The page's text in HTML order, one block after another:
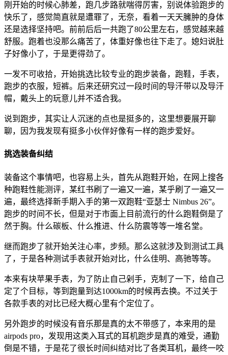
刚开始的时候心肺差，跑几步路就喘得厉害，别说体验跑步的
快乐了，感觉简直就是遭罪了，无奈，看着一天天臃肿的身体
还是选择坚持吧。前前后后一共跑了80公里左右，感觉越来越
舒服。跑着也没那么痛苦了，体重好像也往下走了。媳妇说肚
子好像小了，于是更得劲了。
一发不可收拾，开始挑选比较专业的跑步装备，跑鞋，手表，
跑步的衣服，短裤。后来还研究过一段时间的导汗带以及导汗
帽，戴头上的玩意儿并不适合我。
说到跑步，其实让人沉迷的点也是挺多的，这里想要展开聊
聊，因为我发现有挺多小伙伴好像有一样的跑步爱好。
挑选装备纠结
装备这个事情吧，也容易上头，首先从跑鞋开始，在网上搜各
种跑鞋性能测评，某红书刷了一遍又一遍，某乎刷了一遍又一
遍，最终选择新手期入手的第一双跑鞋“亚瑟士 Nimbus 26”。
跑步的时间不长，但是对于市面上目前流行的什么跑鞋倒是了
然于胸。什么碳板、什么推进、什么防震等等一堆名堂。
继而跑步了就开始关注心率，步频。那么这就涉及到测试工具
了，于是各种测试手表就开始对比，什么佳明、高驰等等。
本来有块苹果手表，为了防止自己剁手，克制了一下，给自己
定了个目标，等到跑量到达1000km的时候再去换。不过关于
各款手表的对比已经大概心里有个定位了。
另外跑步的时候没有音乐那是真的太不带感了，本来用的是
airpods pro，发现用这类入耳式的耳机跑步是真的难受，通勤
倒是不错，于是花了很长时间纠结对比了各类耳机，最终一咬